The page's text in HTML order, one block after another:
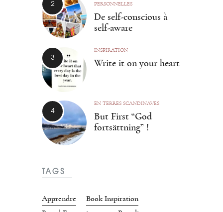
PERSONNELLES
De self-conscious à
self-aware
INSPIRATION
Write it on your heart
EN TERRES SCANDINAVES
But First “God
fortsättning” !
TAGS
Apprendre
Book Inspiration